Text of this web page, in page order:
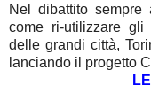
Nel dibattito sempre
come ri-utilizzare gli
delle grandi città,
lanciando il progetto